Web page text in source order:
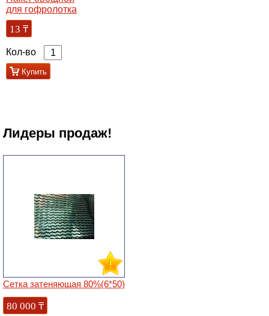
для гофролотка
13 ₸
Кол-во
Купить
Лидеры продаж!
Сетка затеняющая 80%(6*50)
80 000 ₸